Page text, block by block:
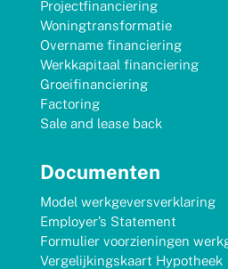
Projectfinanciering
Woningtransformatie
Overname financiering
Werkkapitaal financiering
Groeifinanciering
Factoring
Sale and lease back
Documenten
Model werkgeversverklaring
Employer’s Statement
Formulier voorzieningen
Vergelijkingskaart Hypotheek